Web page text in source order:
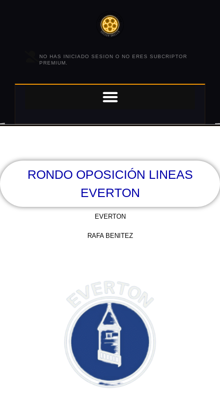
NO HAS INICIADO SESION O NO ERES SUBCRIPTOR
PREMIUM.
RONDO OPOSICIÓN LINEAS
EVERTON
EVERTON
RAFA BENITEZ